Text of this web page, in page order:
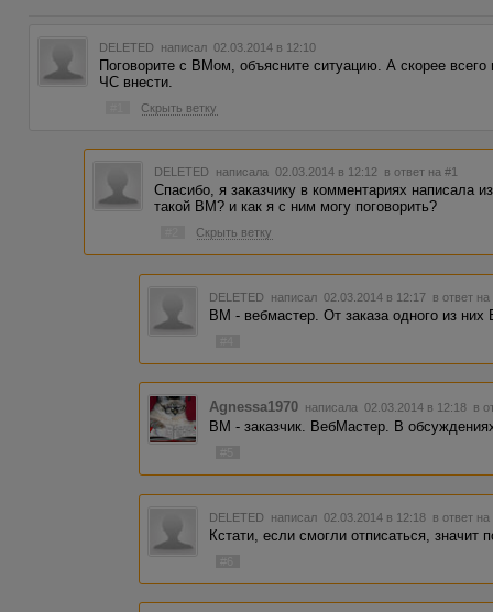
DELETED написал 02.03.2014 в 12:10
Поговорите с ВМом, объясните ситуацию. А скорее
ЧС внести.
Скрыть ветку
DELETED написала 02.03.2014 в 12:12 в ответ на #1
Спасибо, я заказчику в комментариях написала
такой ВМ? и как я с ним могу поговорить?
Скрыть ветку
DELETED написал 02.03.2014 в 12:17 в ответ на
ВМ - вебмастер. От заказа одного из них
Agnessa1970 написала 02.03.2014 в 12:18 в
ВМ - заказчик. ВебМастер. В
DELETED написал 02.03.2014 в 12:18 в ответ на
Кстати, если смогли отписаться, значит